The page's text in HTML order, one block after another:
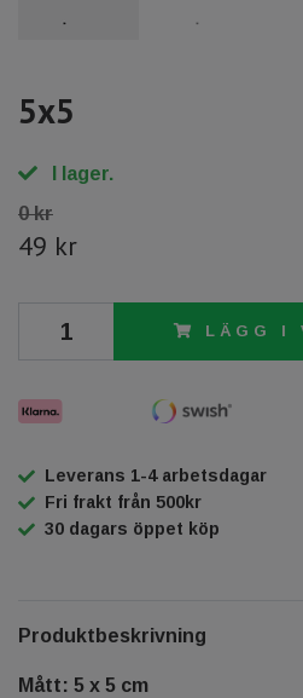
5x5
I lager.
0 kr
49 kr
LÄGG I
Leverans 1-4 arbetsdagar
Fri frakt från 500kr
30 dagars öppet köp
Produktbeskrivning
Mått: 5 x 5 cm